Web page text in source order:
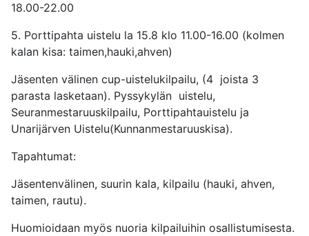
18.00-22.00
5. Porttipahta uistelu la 15.8 klo 11.00-16.00 (kolmen
kalan kisa: taimen,hauki,ahven)
Jäsenten välinen cup-uistelukilpailu, (4 joista 3
parasta lasketaan). Pyssykylän uistelu,
Seuranmestaruuskilpailu, Porttipahtauistelu ja
Unarijärven Uistelu(Kunnanmestaruuskisa).
Tapahtumat:
Jäsentenvälinen, suurin kala, kilpailu (hauki, ahven,
taimen, rautu).
Huomioidaan myös nuoria kilpailuihin osallistumisesta.